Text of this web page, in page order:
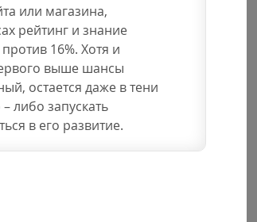
или магазина,
рейтинг и знание
16%. Хотя и
выше шансы
остается даже в тени
либо запускать
в его развитие.